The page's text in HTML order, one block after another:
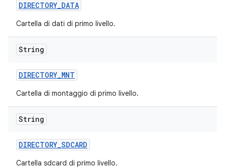
DIRECTORY_DATA
Cartella di dati di primo livello.
String
DIRECTORY_MNT
Cartella di montaggio di primo livello.
String
DIRECTORY_SDCARD
Cartella sdcard di primo livello.